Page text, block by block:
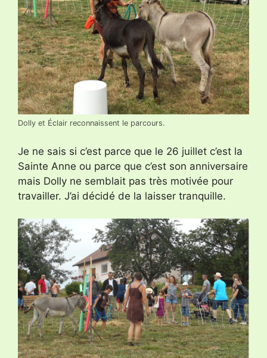
Dolly et Éclair reconnaissent le parcours.
Je ne sais si c’est parce que le 26 juillet c’est la
Sainte Anne ou parce que c’est son anniversaire
mais Dolly ne semblait pas très motivée pour
travailler. J’ai décidé de la laisser tranquille.